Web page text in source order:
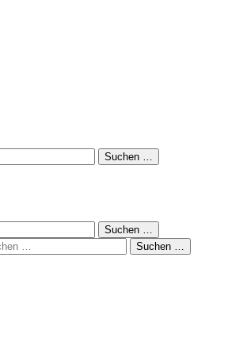
Suchen …
Suchen …
Suchen …